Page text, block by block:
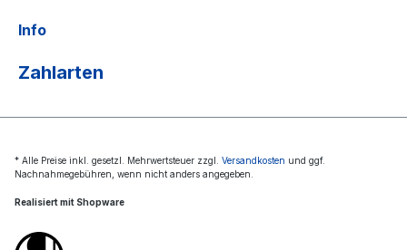
Info
Zahlarten
* Alle Preise inkl. gesetzl. Mehrwertsteuer zzgl. Versandkosten und ggf.
Nachnahmegebühren, wenn nicht anders angegeben.
Realisiert mit Shopware